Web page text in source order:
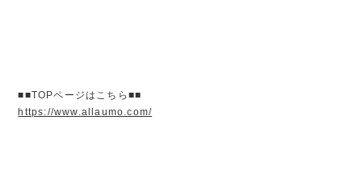
■■TOPページはこちら■■
https://www.allaumo.com/